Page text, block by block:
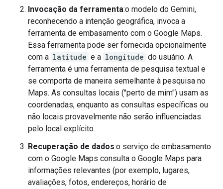
Invocação da ferramenta:o modelo do Gemini,
reconhecendo a intenção geográfica, invoca a
ferramenta de embasamento com o Google Maps.
Essa ferramenta pode ser fornecida opcionalmente
com a latitude e a longitude do usuário. A
ferramenta é uma ferramenta de pesquisa textual e
se comporta de maneira semelhante à pesquisa no
Maps. As consultas locais ("perto de mim") usam as
coordenadas, enquanto as consultas específicas ou
não locais provavelmente não serão influenciadas
pelo local explícito.
Recuperação de dados:o serviço de embasamento
com o Google Maps consulta o Google Maps para
informações relevantes (por exemplo, lugares,
avaliações, fotos, endereços, horário de